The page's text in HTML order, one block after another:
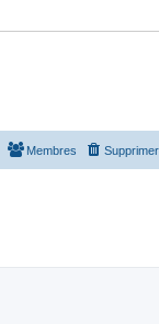
Membres